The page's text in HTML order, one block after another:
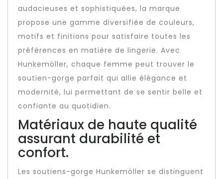
audacieuses et sophistiquées, la marque
propose une gamme diversifiée de couleurs,
motifs et finitions pour satisfaire toutes les
préférences en matière de lingerie. Avec
Hunkemöller, chaque femme peut trouver le
soutien-gorge parfait qui allie élégance et
modernité, lui permettant de se sentir belle et
confiante au quotidien.
Matériaux de haute qualité
assurant durabilité et
confort.
Les soutiens-gorge Hunkemöller se distinguent